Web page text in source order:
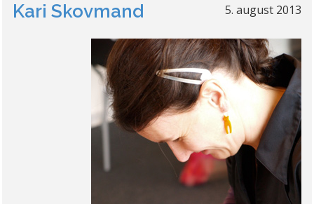
5. august 2013
Kari Skovmand